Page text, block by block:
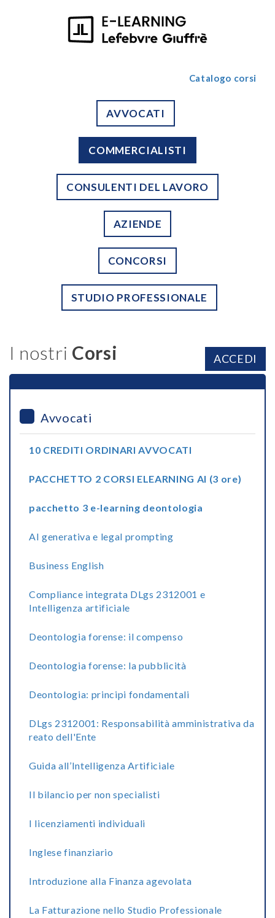
Catalogo corsi
AVVOCATI
COMMERCIALISTI
CONSULENTI DEL LAVORO
AZIENDE
CONCORSI
STUDIO PROFESSIONALE
I nostri Corsi ACCEDI
Avvocati
10 CREDITI ORDINARI AVVOCATI
PACCHETTO 2 CORSI ELEARNING AI (3 ore)
pacchetto 3 e-learning deontologia
AI generativa e legal prompting
Business English
Compliance integrata DLgs 2312001 e
Intelligenza artificiale
Deontologia forense: il compenso
Deontologia forense: la pubblicità
Deontologia: principi fondamentali
DLgs 2312001: Responsabilità amministrativa da
reato dell'Ente
Guida all’Intelligenza Artificiale
Il bilancio per non specialisti
I licenziamenti individuali
Inglese finanziario
Introduzione alla Finanza agevolata
La Fatturazione nello Studio Professionale